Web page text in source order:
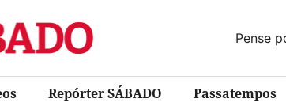
Pense
Repórter SÁBADO Passatempos